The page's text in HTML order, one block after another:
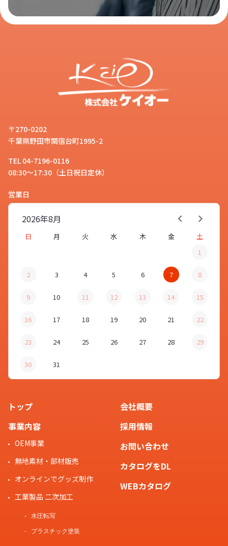
〒270-0202
千葉県野田市関宿台町1995-2
TEL 04-7196-0116
08:30～17:30（土日祝日定休）
営業日
8月
2026年
日 月 火 水 木 金
土
1
2 3 4 5 6 7 8
9 10 11 12 13 14 15
16 17 18 19 20 21 22
23 24 25 26 27 28 29
30 31
トップ
事業内容
OEM事業
無地素材・部材販売
オンラインでグッズ制作
工業製品 二次加工
水圧転写
プラスチック塗装
会社概要
採用情報
お問い合わせ
カタログをDL
WEBカタログ